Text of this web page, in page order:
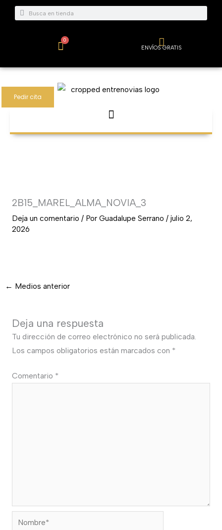
Buscar
Buscar
0
Carrito ENVÍOS GRATIS
Pedir cita
2B15_MAREL_ALMA_NOVIA_3
Deja un comentario / Por Guadalupe Serrano / julio 2,
2026
← Medios anterior
Deja una respuesta
Tu dirección de correo electrónico no será publicada.
Los campos obligatorios están marcados con *
Comentario *
Nombre*